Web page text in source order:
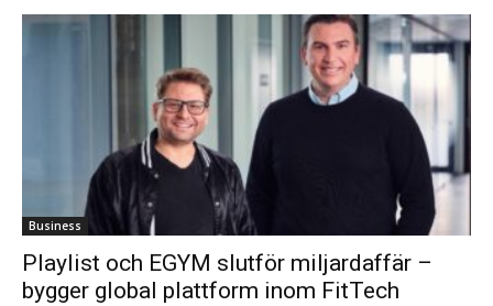
Business
Playlist och EGYM slutför miljardaffär –
bygger global plattform inom FitTech